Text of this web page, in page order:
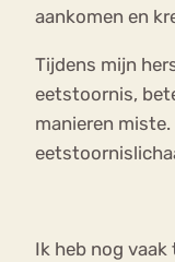
aankomen en
Tijdens mijn
eetstoornis,
manieren miste.
Ik heb nog